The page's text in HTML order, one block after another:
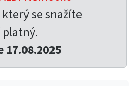
který se snažíte
17.08.2025